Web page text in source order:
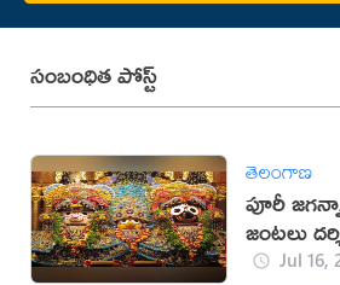
సంబంధిత పోస్ట్
తెలంగాణ
పూరీ
జంటలు
తెలుసా?
Jul 16,